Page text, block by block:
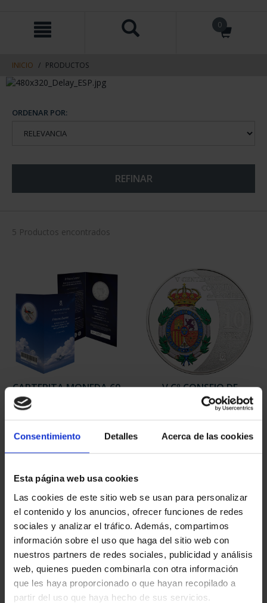
Consentimiento Detalles Acerca de las cookies
Esta página web usa cookies
Las cookies de este sitio web se usan para personalizar
el contenido y los anuncios, ofrecer funciones de redes
sociales y analizar el tráfico. Además, compartimos
información sobre el uso que haga del sitio web con
nuestros partners de redes sociales, publicidad y análisis
web, quienes pueden combinarla con otra información
que les haya proporcionado o que hayan recopilado a
partir del uso que haya hecho de sus servicios.
contenido
navegacin
0
INICIO PRODUCTOS
ORDENAR POR:
REFINAR
5 Productos encontrados
CARTERITA MONEDA 60
V Cº CONSEJO DE
ESTADO (2026) 8
REALES